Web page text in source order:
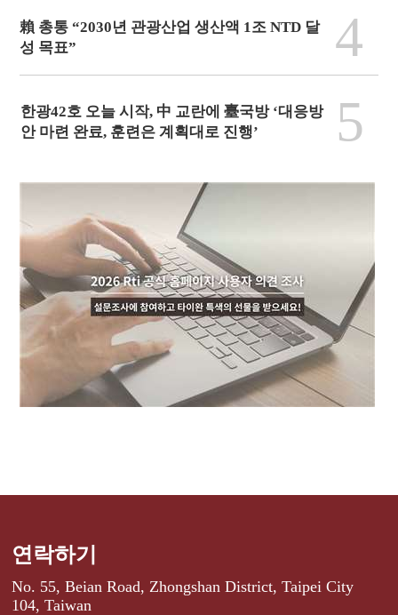
賴 총통 “2030년 관광산업 생산액 1조 NTD 달
성 목표”
4
한광42호 오늘 시작, 中 교란에 臺국방 ‘대응방
안 마련 완료, 훈련은 계획대로 진행’
5
연락하기
No. 55, Beian Road, Zhongshan District, Taipei City
104, Taiwan